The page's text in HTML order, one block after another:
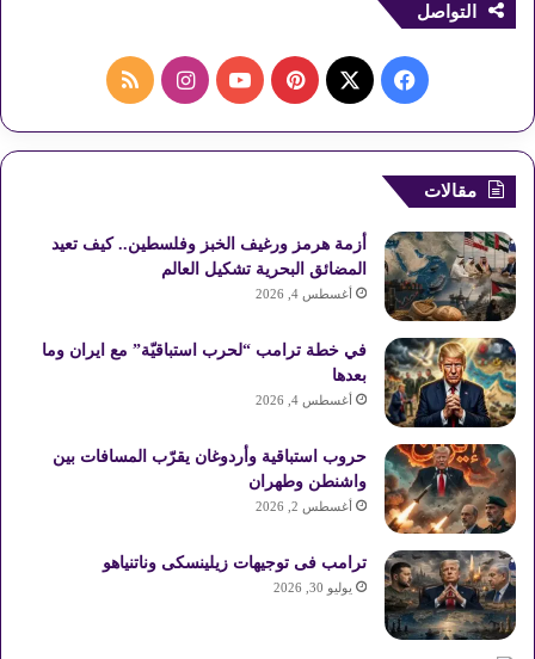
التواصل
ي
س
و
ك
X
ي
ي
ي
ت
Y
T
b
ن
ق
ا
ل
م
ق
R
مقالات
أزمة هرمز ورغيف الخبز وفلسطين.. كيف تعيد
المضائق البحرية تشكيل العالم
أغسطس 4, 2026
في خطة ترامب “لحرب استباقيّة” مع ايران وما
بعدها
أغسطس 4, 2026
حروب استباقية وأردوغان يقرّب المسافات بين
واشنطن وطهران
أغسطس 2, 2026
ترامب فى توجيهات زيلينسكى وناتنياهو
يوليو 30, 2026